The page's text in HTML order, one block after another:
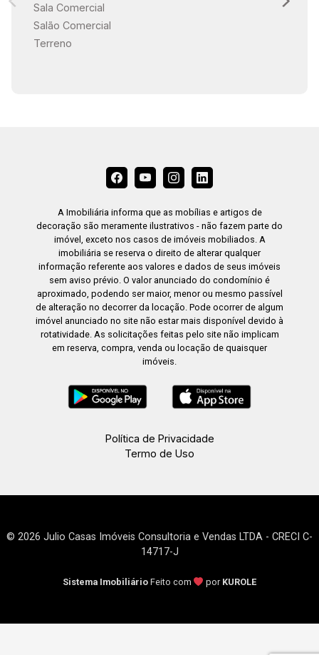
Sala Comercial
Salão Comercial
Terreno
A Imobiliária informa que as mobílias e artigos de
decoração são meramente ilustrativos - não fazem parte do
imóvel, exceto nos casos de imóveis mobiliados. A
imobiliária se reserva o direito de alterar qualquer
informação referente aos valores e dados de seus imóveis
sem aviso prévio. O valor anunciado do condomínio é
aproximado, podendo ser maior, menor ou mesmo passível
de alteração no decorrer da locação. Pode ocorrer de algum
imóvel anunciado no site não estar mais disponível devido à
rotatividade. As solicitações feitas pelo site não implicam
em reserva, compra, venda ou locação de quaisquer
imóveis.
Política de Privacidade
Termo de Uso
© 2026 Julio Casas Imóveis Consultoria e Vendas LTDA - CRECI C-
14717-J
Sistema Imobiliário Feito com por KUROLE